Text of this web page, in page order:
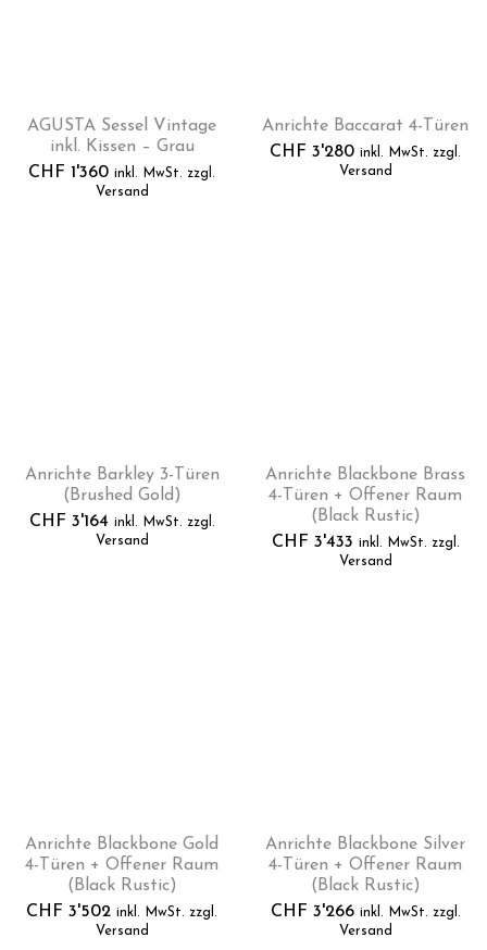
AGUSTA Sessel Vintage
inkl. Kissen – Grau
CHF 1'360 inkl. MwSt. zzgl.
Versand
Anrichte Baccarat 4-Türen
CHF 3'280 inkl. MwSt. zzgl.
Versand
Anrichte Barkley 3-Türen
(Brushed Gold)
CHF 3'164 inkl. MwSt. zzgl.
Versand
Anrichte Blackbone Brass
4-Türen + Offener Raum
(Black Rustic)
CHF 3'433 inkl. MwSt. zzgl.
Versand
Anrichte Blackbone Gold
4-Türen + Offener Raum
(Black Rustic)
CHF 3'502 inkl. MwSt. zzgl.
Versand
Anrichte Blackbone Silver
4-Türen + Offener Raum
(Black Rustic)
CHF 3'266 inkl. MwSt. zzgl.
Versand